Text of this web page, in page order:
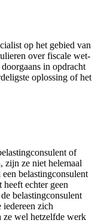
op het gebied van
over fiscale wet-
in opdracht
oplossing of het
of
zijn ze niet helemaal
belastingconsulent
echter geen
belastingconsulent
iedereen zich
ze wel hetzelfde werk